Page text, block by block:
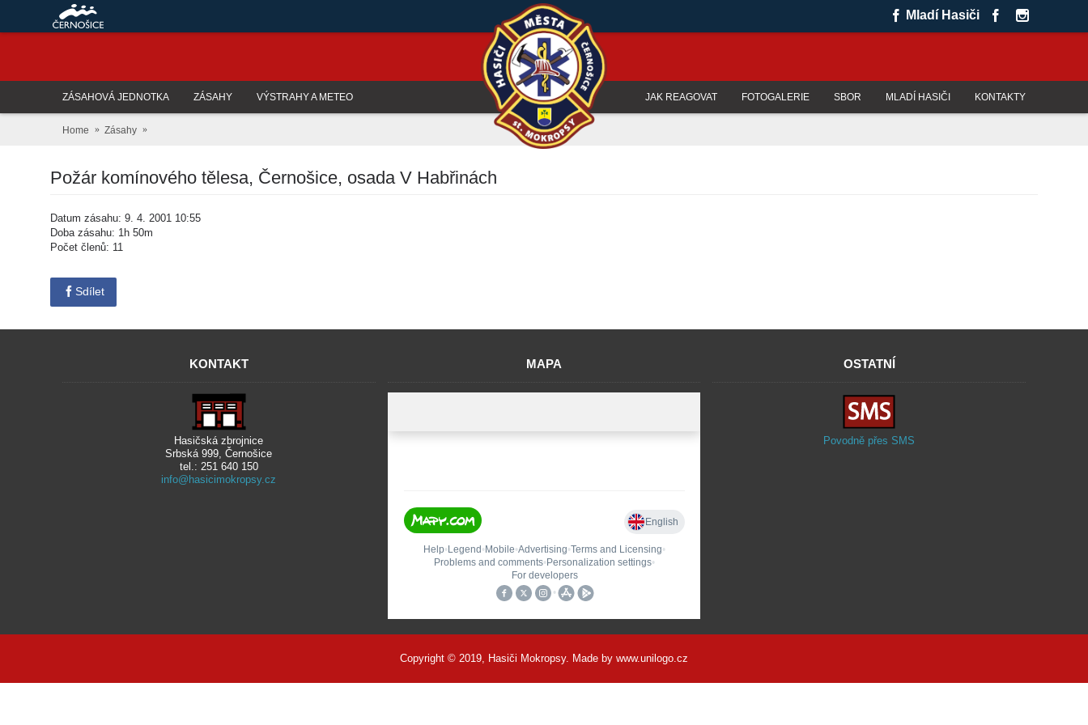
Mladí Hasiči
ZÁSAHOVÁ JEDNOTKA ZÁSAHY VÝSTRAHY A METEO KONTAKTY
MLADÍ HASIČI
SBOR
FOTOGALERIE
JAK REAGOVAT
Home Zásahy
Požár komínového tělesa, Černošice, osada V Habřinách
Datum zásahu: 9. 4. 2001 10:55
Doba zásahu: 1h 50m
Počet členů: 11
Sdílet
KONTAKT
Hasičská zbrojnice
Srbská 999, Černošice
tel.: 251 640 150
info@hasicimokropsy.cz
MAPA OSTATNÍ
Povodně přes SMS
Copyright © 2019, Hasiči Mokropsy. Made by www.unilogo.cz